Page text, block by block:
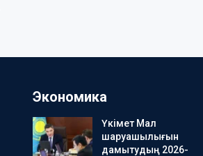
Экономика
Үкімет Мал
шаруашылығын
дамытудың 2026-